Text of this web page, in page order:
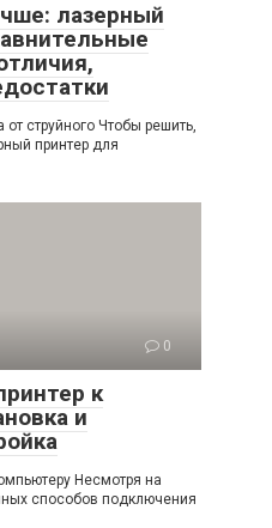
лазерный
струйного Чтобы решить,
принтер для
0
к
и
Несмотря на
способов подключения